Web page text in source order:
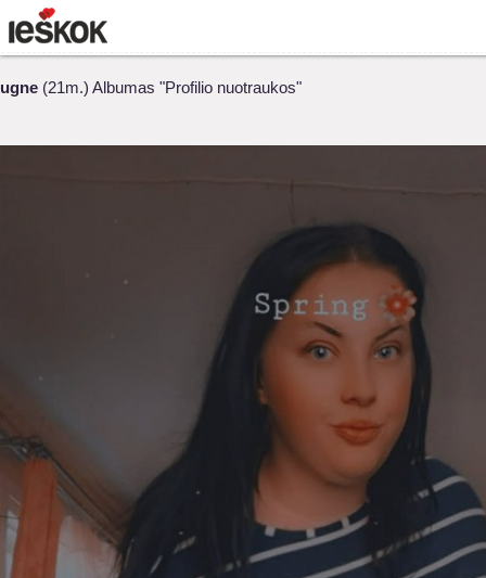
ugne (21m.) Albumas "Profilio nuotraukos"